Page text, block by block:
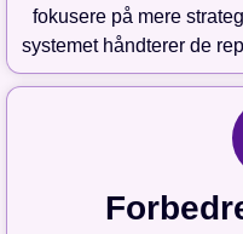
fokusere på mere
systemet håndterer de